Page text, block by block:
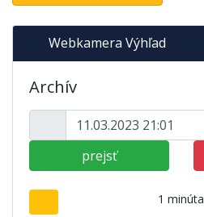
Webkamera Výhľad
Archív
prejsť
1 minúta